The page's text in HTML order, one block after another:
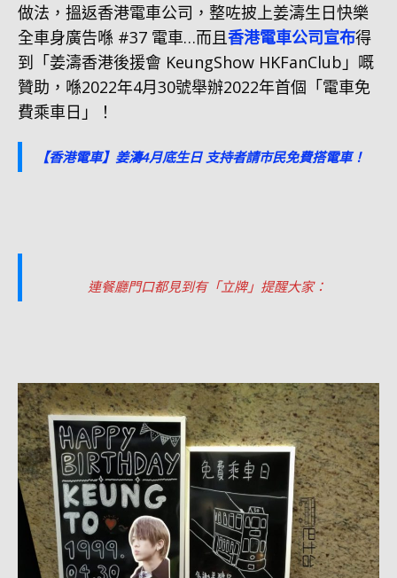
做法，搵返香港電車公司，整咗披上姜濤生日快樂
全車身廣告喺 #37 電車…而且香港電車公司宣布得
到「姜濤香港後援會 KeungShow HKFanClub」嘅
贊助，喺2022年4月30號舉辦2022年首個「電車免
費乘車日」！
【香港電車】姜濤4月底生日 支持者請市民免費搭電車！
連餐廳門口都見到有「立牌」提醒大家：